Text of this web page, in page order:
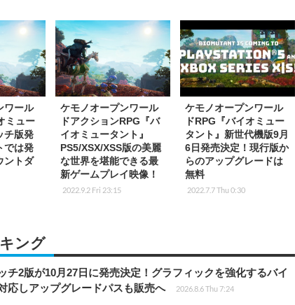
ワール
ミュー
チ版発
では発
ントダ
ケモノオープンワール
ドアクションRPG『バ
イオミュータント』
PS5/XSX/XSS版の美麗
な世界を堪能できる最
新ゲームプレイ映像！
2022.9.2 Fri 23:15
ケモノオープンワール
ドRPG『バイオミュー
タント』新世代機版9月
6日発売決定！現行版か
らのアップグレードは
無料
2022.7.7 Thu 0:30
ング
チ2版が10月27日に発売決定！グラフィックを強化するバイ
応しアップグレードパスも販売へ
2026.8.6 Thu 7:24